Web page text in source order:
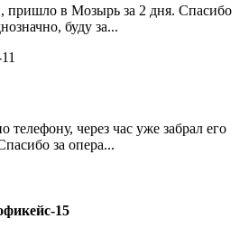
пришло в Мозырь за 2 дня. Спасибо
буду за...
телефону, через час уже забрал его
за опера...
15